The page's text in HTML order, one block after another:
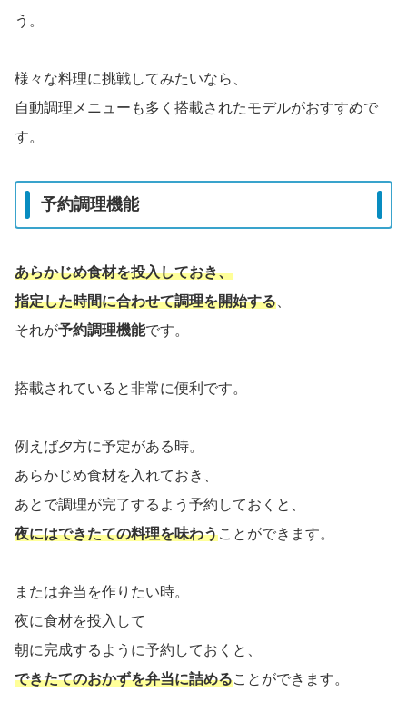
う。
様々な料理に挑戦してみたいなら、
自動調理メニューも多く搭載されたモデルがおすすめで
す。
予約調理機能
あらかじめ食材を投入しておき、
指定した時間に合わせて調理を開始する
それが予約調理機能です。
搭載されていると非常に便利です。
例えば夕方に予定がある時。
あらかじめ食材を入れておき、
あとで調理が完了するよう予約しておくと、
夜にはできたての料理を味わうことができます。
または弁当を作りたい時。
夜に食材を投入して
朝に完成するように予約しておくと、
できたてのおかずを弁当に詰めることができます。